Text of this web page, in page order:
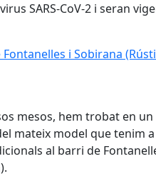
SARS-CoV-2 i seran
i Sobirana
i Sobirana
mesos, hem trobat en un
mateix model que tenim a
al barri de